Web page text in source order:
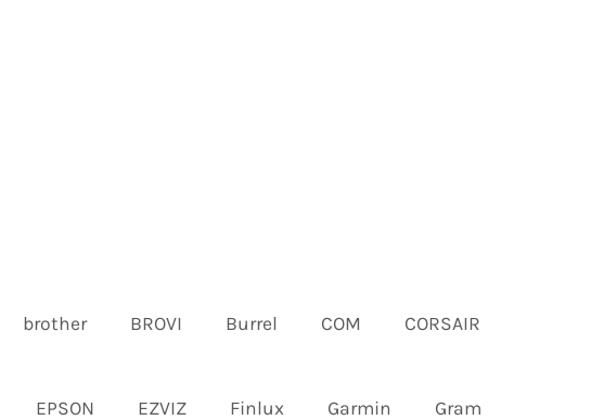
brother BROVI Burrel COM CORSAIR
EPSON EZVIZ Finlux Garmin Gram